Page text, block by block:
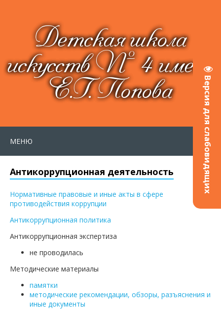
Версия для слабовидящих
Детская школа
искусств № 4 имени
Е.Г. Попова
МЕНЮ
Антикоррупционная деятельность
Нормативные правовые и иные акты в сфере
противодействия коррупции
Антикоррупционная политика
Антикоррупционная экспертиза
не проводилась
Методические материалы
памятки
методические рекомендации, обзоры, разъяснения и
иные документы